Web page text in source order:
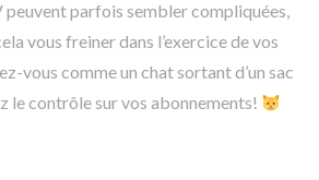
peuvent parfois sembler compliquées,
vous freiner dans l’exercice de vos
vous comme un chat sortant d’un sac
le contrôle sur vos abonnements!